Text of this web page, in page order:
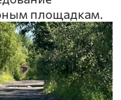
площадкам.